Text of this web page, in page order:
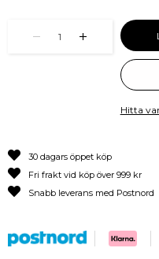
1
Hitta
30 dagars öppet köp
Fri frakt vid köp över 999 kr
Snabb leverans med Postnord